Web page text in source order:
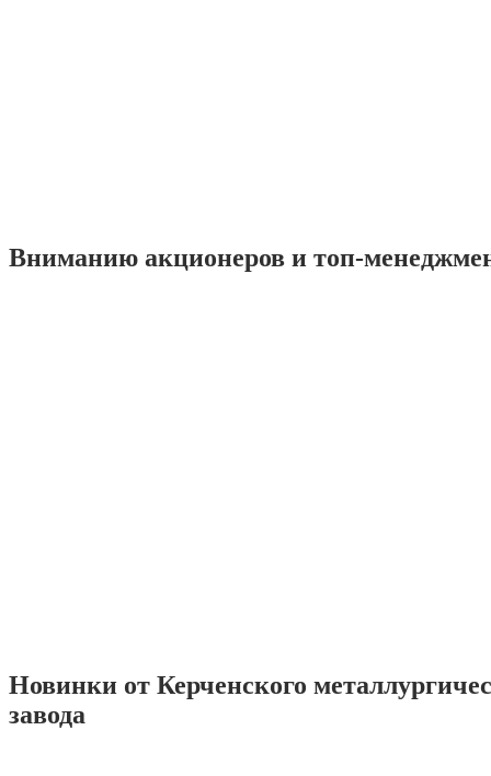
Вниманию акционеров и топ-
Новинки от Керченского
завода